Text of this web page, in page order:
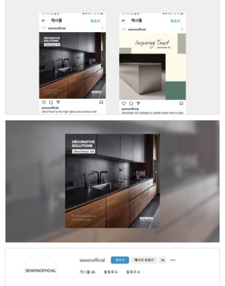
동영상 - (주)듀오백
동영상 - ㈜고피자
동영상 - 모모스커피㈜
동영상 - 삼양홀딩스
동영상 - 킷캣